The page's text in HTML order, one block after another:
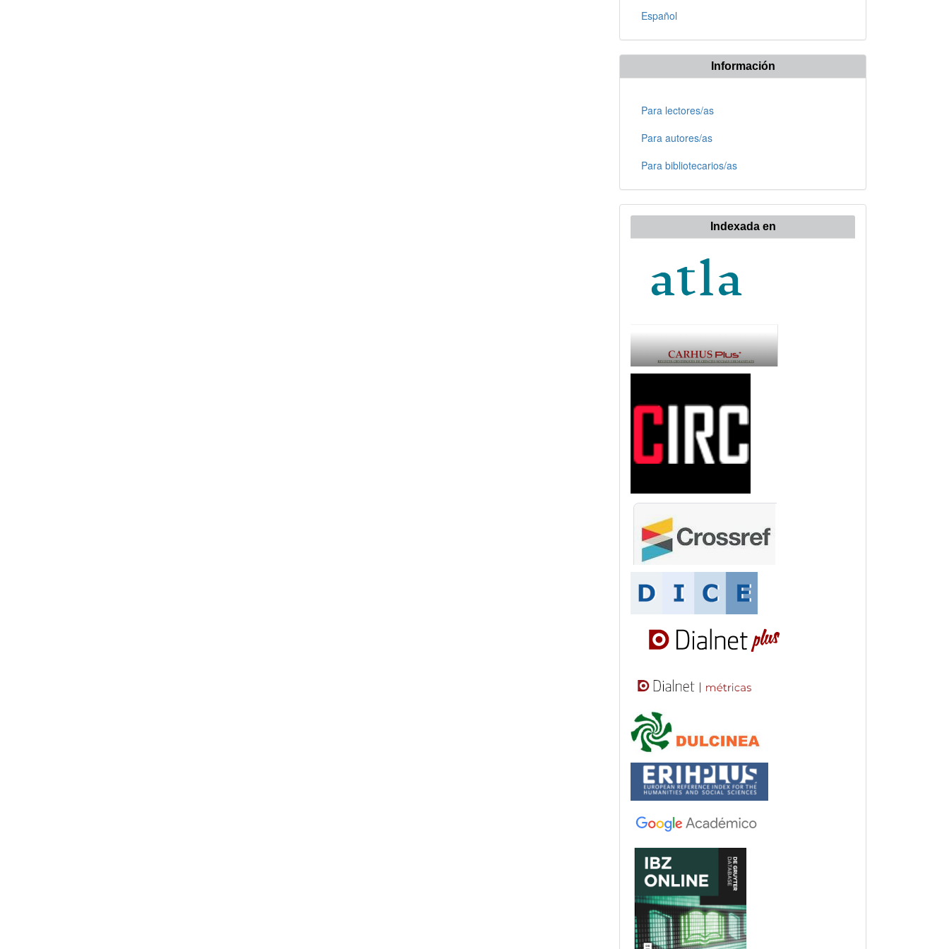
Español
Información
Para lectores/as
Para autores/as
Para bibliotecarios/as
Indexada en